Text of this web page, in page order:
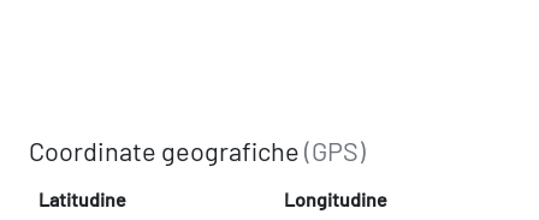
Coordinate geografiche(GPS)
Latitudine Longitudine